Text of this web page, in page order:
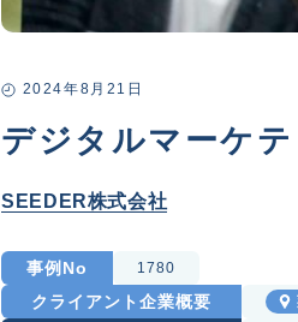
2024年8月21日
デジタルマーケ
SEEDER株式会社
事例No 1780
クライアント企業概要